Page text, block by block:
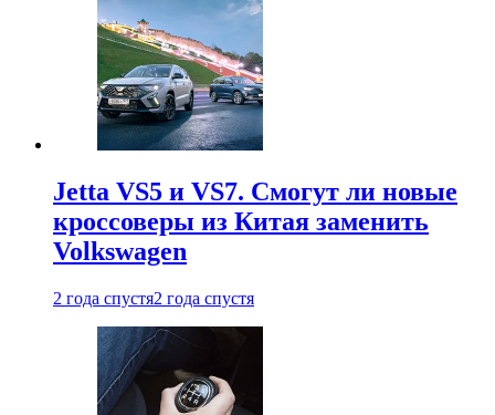
Jetta VS5 и VS7. Смогут ли новые
кроссоверы из Китая заменить
Volkswagen
2 года спустя2 года спустя